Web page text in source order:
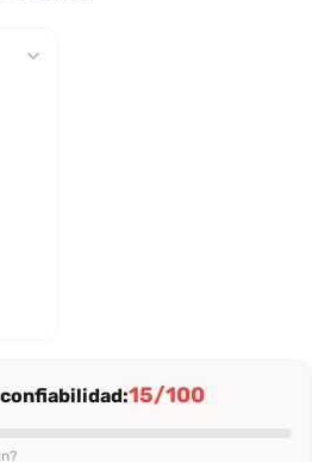
15/100